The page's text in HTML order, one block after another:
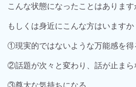
こんな状態になったことはあります
もしくは身近にこんな方はいますか
①現実的ではないような万能感を得
②話題が次々と変わり、話が止まら
③尊大な気持ちになる